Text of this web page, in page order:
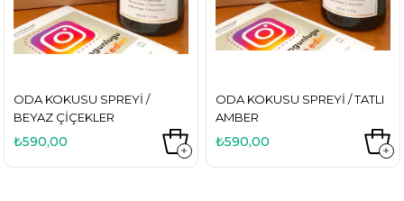
ODA KOKUSU SPREYI /
BEYAZ ÇIÇEKLER
₺590,00
ODA KOKUSU SPREYI / TATLI
AMBER
₺590,00